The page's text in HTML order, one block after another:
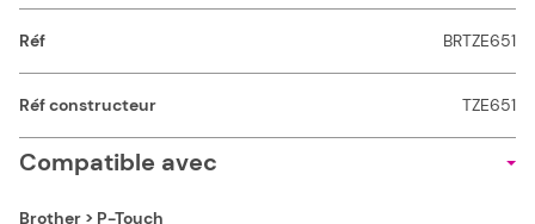
Réf BRTZE651
Réf constructeur TZE651
Compatible avec
Brother > P-Touch